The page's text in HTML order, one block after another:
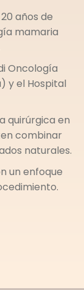
años de
mamaria
Oncología
y el Hospital
quirúrgica en
combinar
naturales.
un enfoque